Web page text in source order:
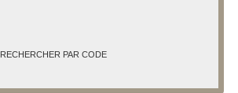
RECHERCHER PAR CODE